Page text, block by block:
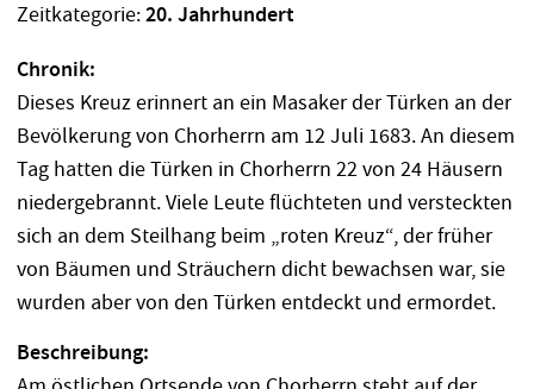
Zeitkategorie:20. Jahrhundert
Chronik:
Dieses Kreuz erinnert an ein Masaker der Türken an der
Bevölkerung von Chorherrn am 12 Juli 1683. An diesem
Tag hatten die Türken in Chorherrn 22 von 24 Häusern
niedergebrannt. Viele Leute flüchteten und versteckten
sich an dem Steilhang beim „roten Kreuz“, der früher
von Bäumen und Sträuchern dicht bewachsen war, sie
wurden aber von den Türken entdeckt und ermordet.
Beschreibung: